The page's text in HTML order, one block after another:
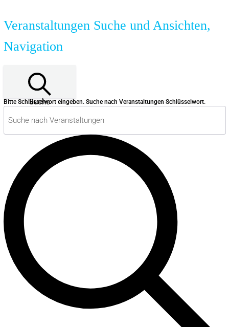
Veranstaltungen Suche und Ansichten,
Navigation
Suche
Bitte Schlüsselwort eingeben. Suche nach Veranstaltungen Schlüsselwort.